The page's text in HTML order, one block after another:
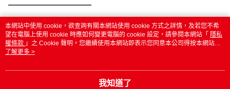
熱門標籤
本網站中使用 cookie，欲查詢有關本網站使用 cookie 方式之詳情，及若您不希
望在電腦上使用 cookie 時應如何變更電腦的 cookie 設定，請參閱本網站「 隱私
權條款 」之 Cookie 聲明。您繼續使用本網站即表示您同意本公司得按本網站使
用條款之 Cookie 聲明使用 cookie。
了解更多 >
我知道了